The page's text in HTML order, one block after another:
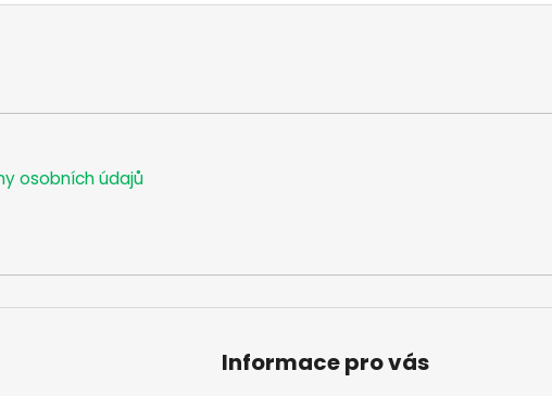
osobních údajů
Informace pro vás